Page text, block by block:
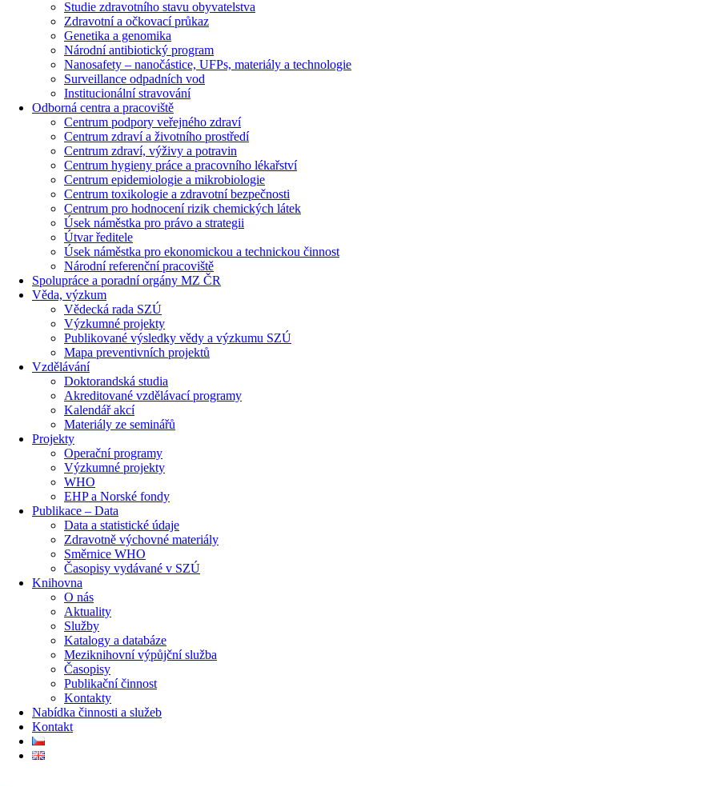
Studie zdravotního stavu obyvatelstva
Zdravotní a očkovací průkaz
Genetika a genomika
Národní antibiotický program
Nanosafety – nanočástice, UFPs, materiály a technologie
Surveillance odpadních vod
Institucionální stravování
Odborná centra a pracoviště
Centrum podpory veřejného zdraví
Centrum zdraví a životního prostředí
Centrum zdraví, výživy a potravin
Centrum hygieny práce a pracovního lékařství
Centrum epidemiologie a mikrobiologie
Centrum toxikologie a zdravotní bezpečnosti
Centrum pro hodnocení rizik chemických látek
Úsek náměstka pro právo a strategii
Útvar ředitele
Úsek náměstka pro ekonomickou a technickou činnost
Národní referenční pracoviště
Spolupráce a poradní orgány MZ ČR
Věda, výzkum
Vědecká rada SZÚ
Výzkumné projekty
Publikované výsledky vědy a výzkumu SZÚ
Mapa preventivních projektů
Vzdělávání
Doktorandská studia
Akreditované vzdělávací programy
Kalendář akcí
Materiály ze seminářů
Projekty
Operační programy
Výzkumné projekty
WHO
EHP a Norské fondy
Publikace – Data
Data a statistické údaje
Zdravotně výchovné materiály
Směrnice WHO
Časopisy vydávané v SZÚ
Knihovna
O nás
Aktuality
Služby
Katalogy a databáze
Meziknihovní výpůjční služba
Časopisy
Publikační činnost
Kontakty
Nabídka činnosti a služeb
Kontakt